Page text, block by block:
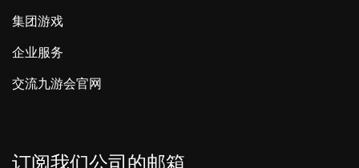
集团游戏
企业服务
交流九游会官网
订阅我们公司的邮箱